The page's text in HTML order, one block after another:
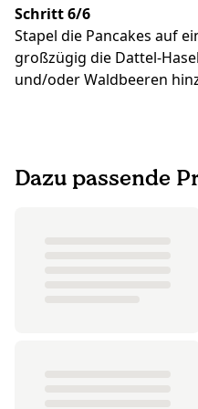
Schritt 6/6
Stapel die Pancakes auf
großzügig die Dattel-
und/oder Waldbeeren
Dazu passende